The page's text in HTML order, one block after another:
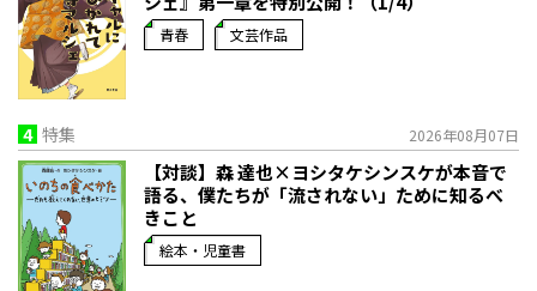
青春 文芸作品
4 特集 2026年08月07日
【対談】森 達也×ヨシタケシンスケが本音で
語る、僕たちが「流されない」ために知るべ
きこと
絵本・児童書